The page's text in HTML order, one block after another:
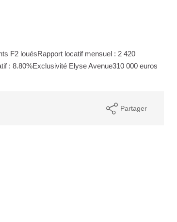
F2 louésRapport locatif mensuel : 2 420
: 8.80%Exclusivité Elyse Avenue310 000 euros
Partager